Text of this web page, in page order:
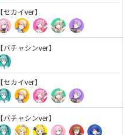
【セカイver】
【バチャシンver】
【セカイver】
【バチャシンver】